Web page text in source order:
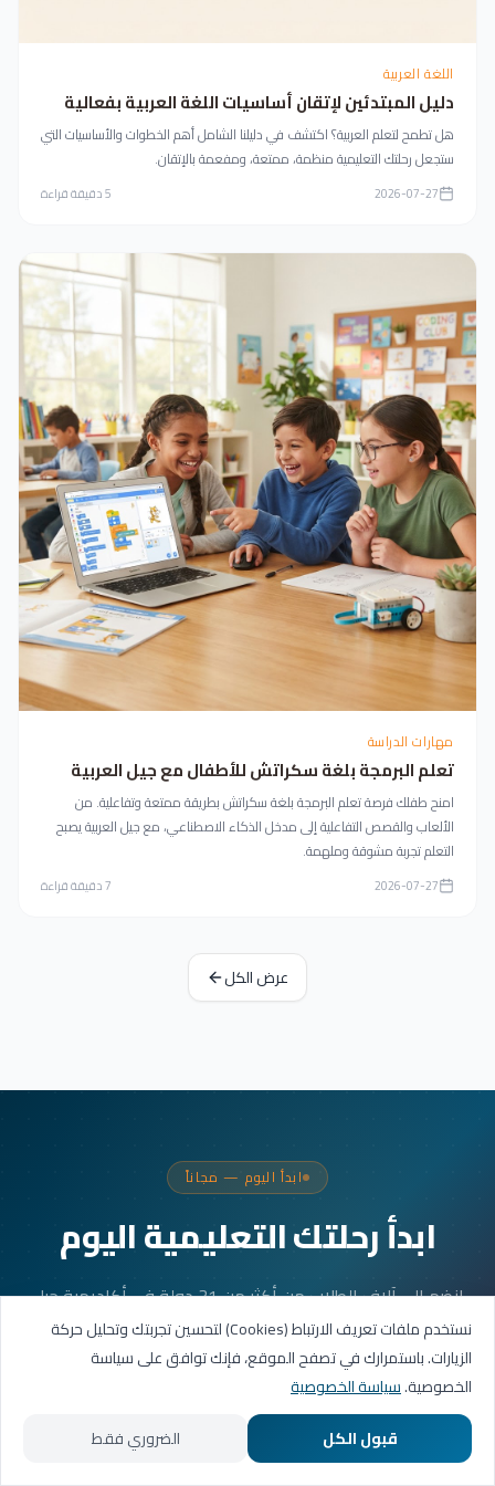
اللغة العربية
دليل المبتدئين لإتقان أساسيات اللغة العربية بفعالية
هل تطمح لتعلم العربية؟ اكتشف في دليلنا الشامل أهم الخطوات والأساسيات التي
ستجعل رحلتك التعليمية منظمة، ممتعة، ومفعمة بالإتقان.
2026-07-27
5دقيقة قراءة
مهارات الدراسة
تعلم البرمجة بلغة سكراتش للأطفال مع جيل العربية
امنح طفلك فرصة تعلم البرمجة بلغة سكراتش بطريقة ممتعة وتفاعلية. من
الألعاب والقصص التفاعلية إلى مدخل الذكاء الاصطناعي، مع جيل العربية يصبح
التعلم تجربة مشوقة وملهمة.
2026-07-27
7دقيقة قراءة
عرض الكل
ابدأ اليوم — مجاناً
ابدأ رحلتك التعليمية اليوم
انضم إلى آلاف الطلاب من أكثر من 31 دولة في أكاديمية جيل
العربية. جلستك الأولى مجانية.
احجز حصتك التجريبية
تواصل عبر واتساب
الرئيسية المسارات التعليمية
نستخدم ملفات تعريف الارتباط (Cookies) لتحسين تجربتك وتحليل حركة
الزيارات. باستمرارك في تصفح الموقع، فإنك توافق على سياسة
الخصوصية.سياسة الخصوصية
قبول الكل
الضروري فقط